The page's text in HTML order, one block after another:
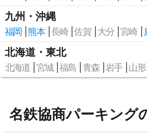
九州・沖縄
福岡 熊本 長崎 佐賀 大分 宮崎
北海道・東北
北海道 宮城 福島 青森 岩手 山形
名鉄協商パーキング